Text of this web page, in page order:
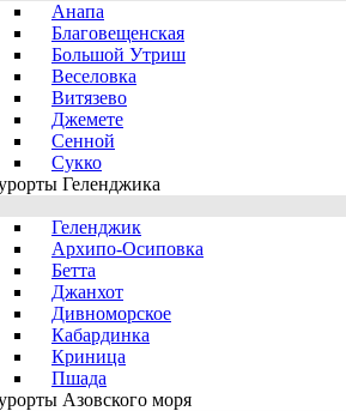
Анапа
Благовещенская
Большой Утриш
Веселовка
Витязево
Джемете
Сенной
Сукко
Геленджика
Геленджик
Архипо-Осиповка
Бетта
Джанхот
Дивноморское
Кабардинка
Криница
Пшада
Азовского моря